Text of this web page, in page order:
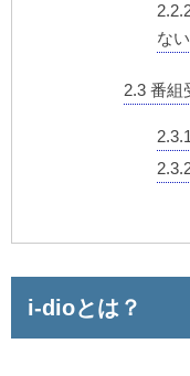
な
2.3番組
2.3.1
i-dioとは？